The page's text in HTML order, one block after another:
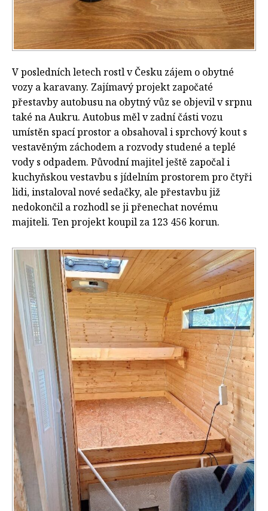
V posledních letech rostl v Česku zájem o obytné
vozy a karavany. Zajímavý projekt započaté
přestavby autobusu na obytný vůz se objevil v srpnu
také na Aukru. Autobus měl v zadní části vozu
umístěn spací prostor a obsahoval i sprchový kout s
vestavěným záchodem a rozvody studené a teplé
vody s odpadem. Původní majitel ještě započal i
kuchyňskou vestavbu s jídelním prostorem pro čtyři
lidi, instaloval nové sedačky, ale přestavbu již
nedokončil a rozhodl se ji přenechat novému
majiteli. Ten projekt koupil za 123 456 korun.